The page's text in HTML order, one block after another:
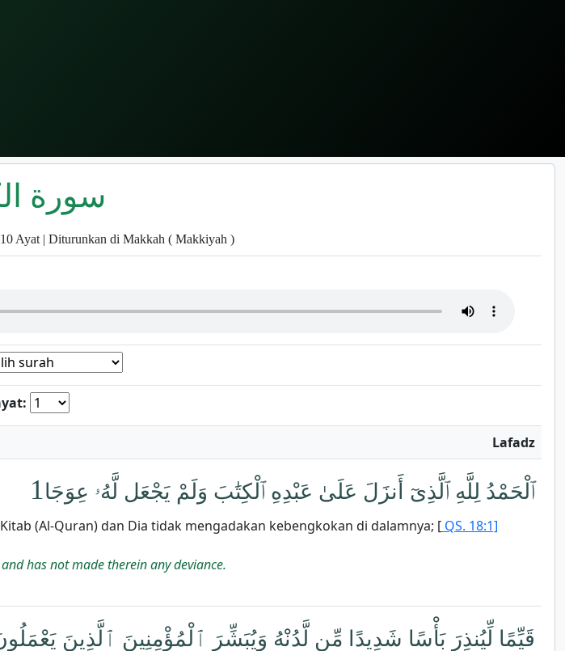
سورة
Ayat | Diturunkan di Makkah ( Makkiyah )
Lafadz
ٱلْحَمْدُ لِلَّهِ ٱلَّذِىٓ أَنزَلَ عَلَىٰ عَبْدِهِ ٱلْكِتَٰبَ وَلَمْ يَجْعَل لَّهُۥ عِوَجَا1
(Al-Quran) dan Dia tidak mengadakan kebengkokan di dalamnya; [ QS. 18:1]
has not made therein any deviance.
قَيِّمًا لِّيُنذِرَ بَأْسًا شَدِيدًا مِّن لَّدُنْهُ وَيُبَشِّرَ ٱلْمُؤْمِنِينَ ٱلَّذِينَ